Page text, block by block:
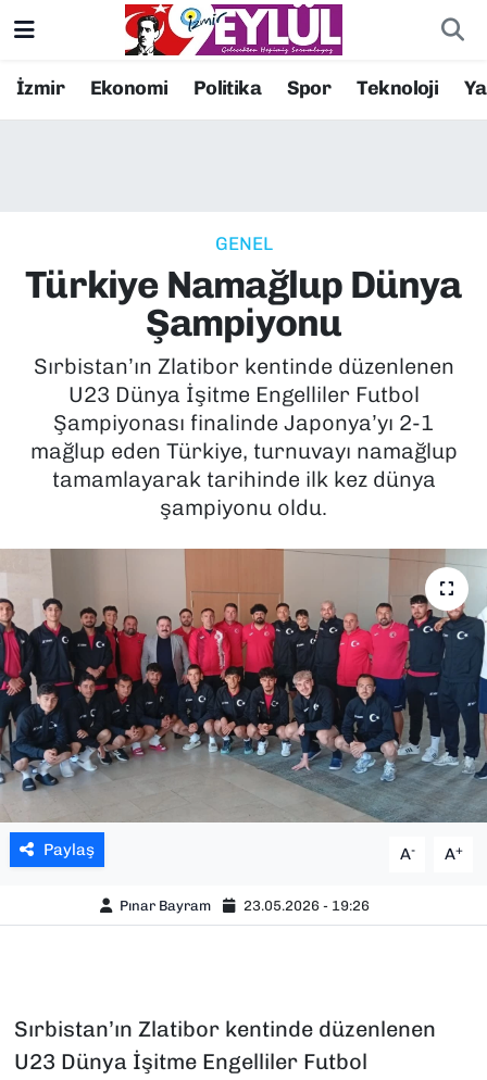
İzmir Ekonomi Politika Spor Teknoloji
GENEL
Türkiye Namağlup Dünya
Şampiyonu
Sırbistan’ın Zlatibor kentinde düzenlenen
U23 Dünya İşitme Engelliler Futbol
Şampiyonası finalinde Japonya’yı 2-1
mağlup eden Türkiye, turnuvayı namağlup
tamamlayarak tarihinde ilk kez dünya
şampiyonu oldu.
Paylaş A- A+
Pınar Bayram 23.05.2026 - 19:26
Sırbistan’ın Zlatibor kentinde düzenlenen
U23 Dünya İşitme Engelliler Futbol
Resmi İlanlar
EKONOMİ
KÜLTÜR SANAT
MAGAZİN
POLİTİKA
TEKNOLOJİ
YAŞAM
YEREL YÖNETİMLER
Konak Nöbetçi Eczaneler
Süper Lig Puan Durumu ve Fikstür
Tüm Manşetler
Son Dakika Haberleri
Haber Arşivi